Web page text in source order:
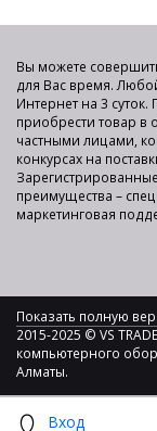
Вход
Вы можете
для Вас время.
Интернет на 3
приобрести товар в
частными лицами,
конкурсах на
преимущества –
маркетинговая
Показать полную
2015-2025 © VS
компьютерного
Алматы.